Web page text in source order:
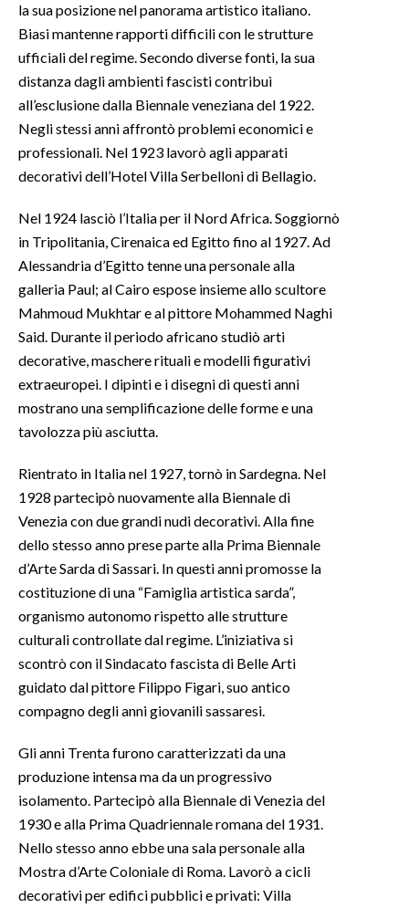
la sua posizione nel panorama artistico italiano.
Biasi mantenne rapporti difficili con le strutture
ufficiali del regime. Secondo diverse fonti, la sua
distanza dagli ambienti fascisti contribuì
all’esclusione dalla Biennale veneziana del 1922.
Negli stessi anni affrontò problemi economici e
professionali. Nel 1923 lavorò agli apparati
decorativi dell’Hotel Villa Serbelloni di Bellagio.
Nel 1924 lasciò l’Italia per il Nord Africa. Soggiornò
in Tripolitania, Cirenaica ed Egitto fino al 1927. Ad
Alessandria d’Egitto tenne una personale alla
galleria Paul; al Cairo espose insieme allo scultore
Mahmoud Mukhtar e al pittore Mohammed Naghi
Said. Durante il periodo africano studiò arti
decorative, maschere rituali e modelli figurativi
extraeuropei. I dipinti e i disegni di questi anni
mostrano una semplificazione delle forme e una
tavolozza più asciutta.
Rientrato in Italia nel 1927, tornò in Sardegna. Nel
1928 partecipò nuovamente alla Biennale di
Venezia con due grandi nudi decorativi. Alla fine
dello stesso anno prese parte alla Prima Biennale
d’Arte Sarda di Sassari. In questi anni promosse la
costituzione di una “Famiglia artistica sarda”,
organismo autonomo rispetto alle strutture
culturali controllate dal regime. L’iniziativa si
scontrò con il Sindacato fascista di Belle Arti
guidato dal pittore Filippo Figari, suo antico
compagno degli anni giovanili sassaresi.
Gli anni Trenta furono caratterizzati da una
produzione intensa ma da un progressivo
isolamento. Partecipò alla Biennale di Venezia del
1930 e alla Prima Quadriennale romana del 1931.
Nello stesso anno ebbe una sala personale alla
Mostra d’Arte Coloniale di Roma. Lavorò a cicli
decorativi per edifici pubblici e privati: Villa